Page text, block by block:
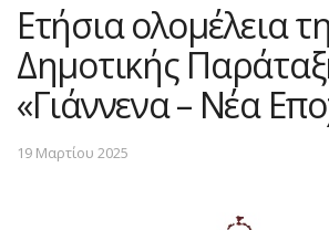
Ετήσια ολομέλεια
Δημοτικής
«Γιάννενα – Νέα
19 Μαρτίου 2025